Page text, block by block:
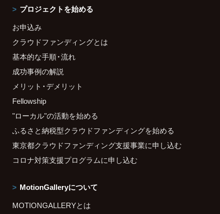
プロジェクトを始める
お申込み
クラウドファンディングとは
基本的な手順・流れ
成功事例の解説
メリット・デメリット
Fellowship
"ローカル"の活動を始める
ふるさと納税型クラウドファンディングを始める
東京都クラウドファンディング支援事業に申し込む
コロナ対策支援プログラムに申し込む
MotionGalleryについて
MOTIONGALLERYとは